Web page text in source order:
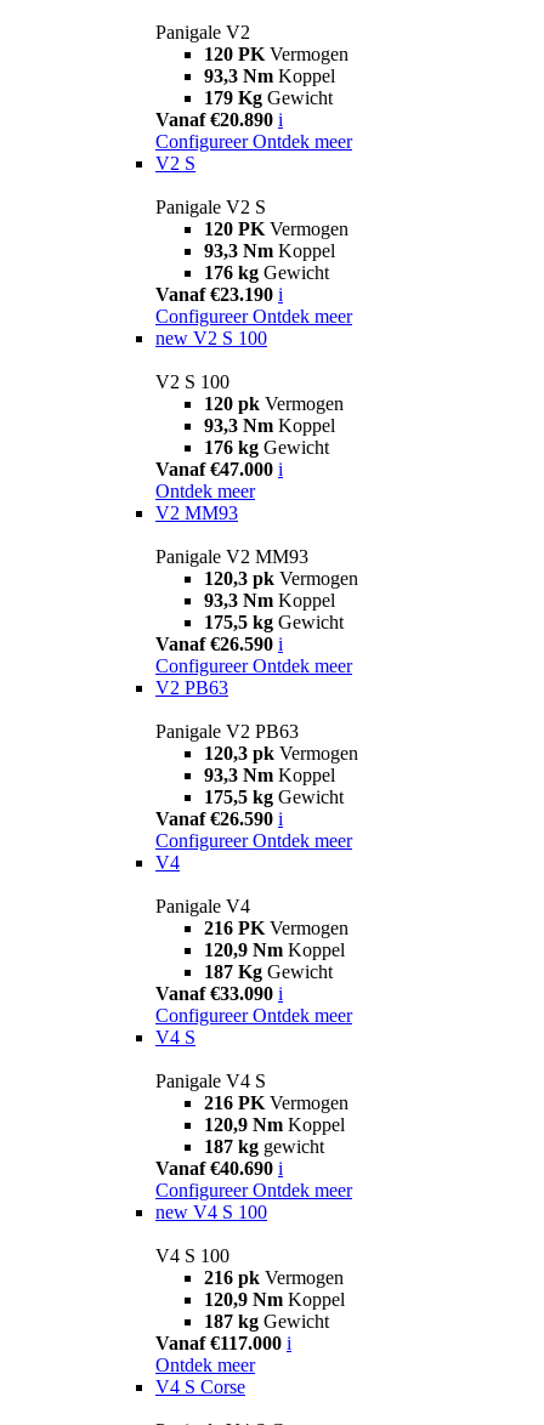
Panigale V2
120 PK Vermogen
93,3 Nm Koppel
179 Kg Gewicht
Vanaf €20.890 i
Configureer Ontdek meer
V2 S
Panigale V2 S
120 PK Vermogen
93,3 Nm Koppel
176 kg Gewicht
Vanaf €23.190 i
Configureer Ontdek meer
new V2 S 100
V2 S 100
120 pk Vermogen
93,3 Nm Koppel
176 kg Gewicht
Vanaf €47.000 i
Ontdek meer
V2 MM93
Panigale V2 MM93
120,3 pk Vermogen
93,3 Nm Koppel
175,5 kg Gewicht
Vanaf €26.590 i
Configureer Ontdek meer
V2 PB63
Panigale V2 PB63
120,3 pk Vermogen
93,3 Nm Koppel
175,5 kg Gewicht
Vanaf €26.590 i
Configureer Ontdek meer
V4
Panigale V4
216 PK Vermogen
120,9 Nm Koppel
187 Kg Gewicht
Vanaf €33.090 i
Configureer Ontdek meer
V4 S
Panigale V4 S
216 PK Vermogen
120,9 Nm Koppel
187 kg gewicht
Vanaf €40.690 i
Configureer Ontdek meer
new V4 S 100
V4 S 100
216 pk Vermogen
120,9 Nm Koppel
187 kg Gewicht
Vanaf €117.000 i
Ontdek meer
V4 S Corse